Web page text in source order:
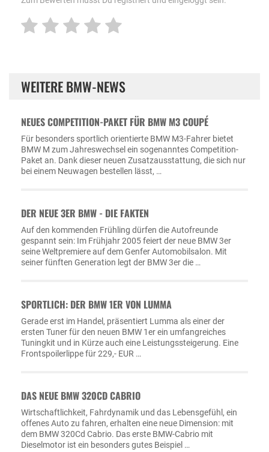
WEITERE BMW-NEWS
NEUES COMPETITION-PAKET FÜR BMW M3 COUPÉ
Für besonders sportlich orientierte BMW M3-Fahrer bietet
BMW M zum Jahreswechsel ein sogenanntes Competition-
Paket an. Dank dieser neuen Zusatzausstattung, die sich nur
bei einem Neuwagen bestellen lässt, …
DER NEUE 3ER BMW - DIE FAKTEN
Auf den kommenden Frühling dürfen die Autofreunde
gespannt sein: Im Frühjahr 2005 feiert der neue BMW 3er
seine Weltpremiere auf dem Genfer Automobilsalon. Mit
seiner fünften Generation legt der BMW 3er die …
SPORTLICH: DER BMW 1ER VON LUMMA
Gerade erst im Handel, präsentiert Lumma als einer der
ersten Tuner für den neuen BMW 1er ein umfangreiches
Tuningkit und in Kürze auch eine Leistungssteigerung. Eine
Frontspoilerlippe für 229,- EUR …
DAS NEUE BMW 320CD CABRIO
Wirtschaftlichkeit, Fahrdynamik und das Lebensgefühl, ein
offenes Auto zu fahren, erhalten eine neue Dimension: mit
dem BMW 320Cd Cabrio. Das erste BMW-Cabrio mit
Dieselmotor ist ein besonders gutes Beispiel …